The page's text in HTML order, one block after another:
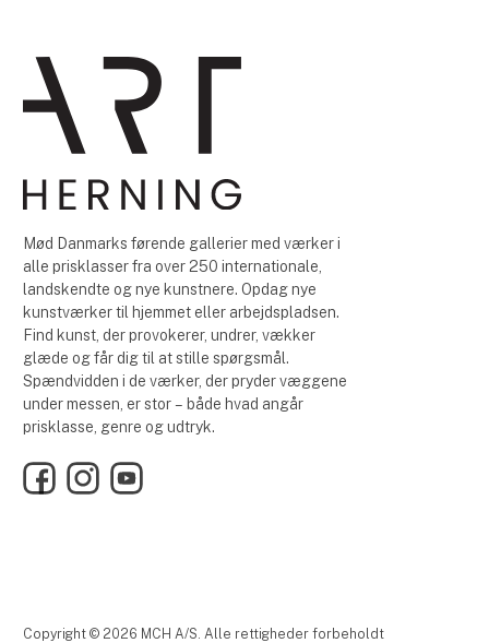
Mød Danmarks førende gallerier med værker i
alle prisklasser fra over 250 internationale,
landskendte og nye kunstnere. Opdag nye
kunstværker til hjemmet eller arbejdspladsen.
Find kunst, der provokerer, undrer, vækker
glæde og får dig til at stille spørgsmål.
Spændvidden i de værker, der pryder væggene
under messen, er stor – både hvad angår
prisklasse, genre og udtryk.
FacebookInstagramYouTube
Copyright © 2026 MCH A/S. Alle rettigheder forbeholdt